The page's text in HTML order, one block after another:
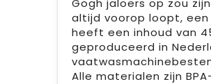
Gogh jaloers op zou
altijd voorop loopt, een
heeft een inhoud van
geproduceerd in
Alle materialen zijn